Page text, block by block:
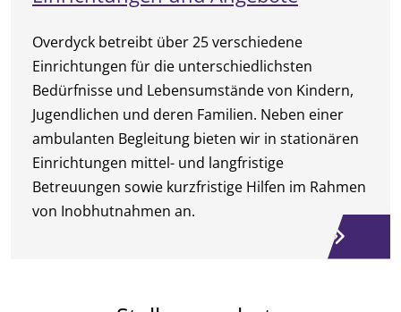
Overdyck betreibt über 25 verschiedene
Einrichtungen für die unterschiedlichsten
Bedürfnisse und Lebensumstände von Kindern,
Jugendlichen und deren Familien. Neben einer
ambulanten Begleitung bieten wir in stationären
Einrichtungen mittel- und langfristige
Betreuungen sowie kurzfristige Hilfen im Rahmen
von Inobhutnahmen an.